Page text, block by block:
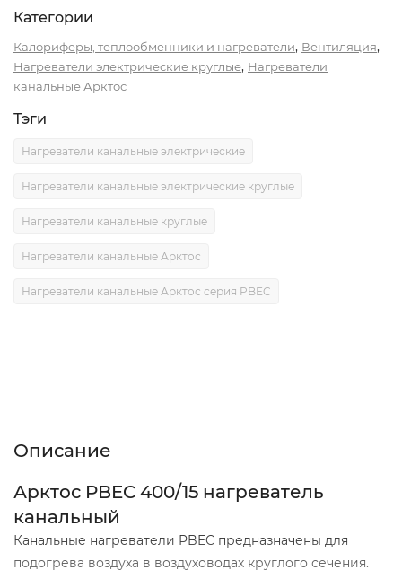
Категории
Калориферы, теплообменники и нагреватели, Вентиляция,
Нагреватели электрические круглые, Нагреватели
канальные Арктос
Тэги
Нагреватели канальные электрические
Нагреватели канальные электрические круглые
Нагреватели канальные круглые
Нагреватели канальные Арктос
Нагреватели канальные Арктос серия PBEC
Описание
Арктос PBEC 400/15 нагреватель
канальный
Канальные нагреватели PBEC предназначены для
подогрева воздуха в воздуховодах круглого сечения.